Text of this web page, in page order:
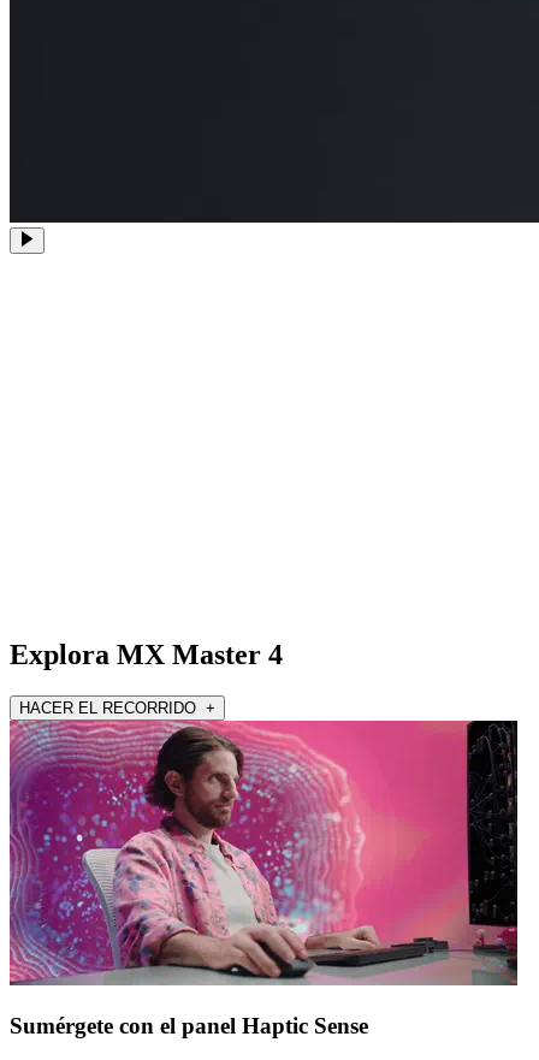
Explora MX Master 4
HACER EL RECORRIDO +
Sumérgete con el panel Haptic Sense